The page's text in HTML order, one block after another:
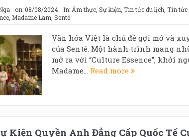
on:08/08/2024 In: Ẩm thực, Sự kiện Tin tức du lịch Tin
, Madame Lam Senté
Văn hóa Việt là chủ đề gợi mở và
của Senté. Một hành trình mang
mở ra với “Culture Essence”, khởi
Madame... Read more
Kiện Quyền Anh Đẳng Cấp Quốc Tế